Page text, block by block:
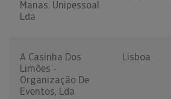
Manas, Unipessoal
Lda
A Casinha Dos
Limões -
Organização De
Eventos, Lda
Lisboa